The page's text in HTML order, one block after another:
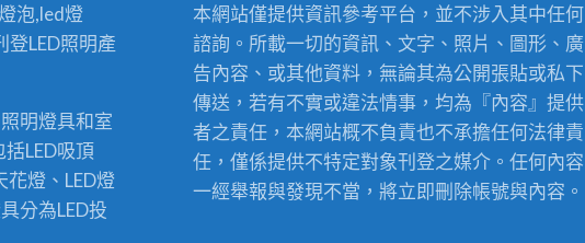
泡,led燈
登LED照明產
明燈具和室
LED吸頂
花燈、LED燈
分為LED投
本網站僅提供資訊參考平台，並不涉入其中任何
諮詢。所載一切的資訊、文字、照片、圖形、廣
告內容、或其他資料，無論其為公開張貼或私下
傳送，若有不實或違法情事，均為『內容』提供
者之責任，本網站概不負責也不承擔任何法律責
任，僅係提供不特定對象刊登之媒介。任何內容
一經舉報與發現不當，將立即刪除帳號與內容。